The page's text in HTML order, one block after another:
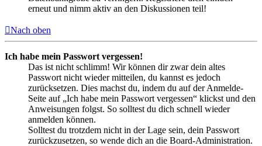
erneut und nimm aktiv an den Diskussionen teil!
Nach oben
Ich habe mein Passwort vergessen!
Das ist nicht schlimm! Wir können dir zwar dein altes
Passwort nicht wieder mitteilen, du kannst es jedoch
zurücksetzen. Dies machst du, indem du auf der Anmelde-
Seite auf „Ich habe mein Passwort vergessen“ klickst und den
Anweisungen folgst. So solltest du dich schnell wieder
anmelden können.
Solltest du trotzdem nicht in der Lage sein, dein Passwort
zurückzusetzen, so wende dich an die Board-Administration.